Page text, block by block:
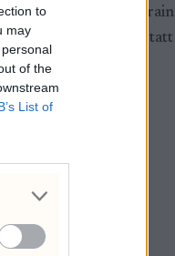
to
may
of the
List of
morgen. I
overfor. Iran har tatt